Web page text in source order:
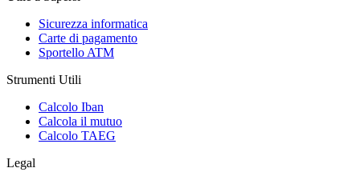
Sicurezza informatica
Carte di pagamento
Sportello ATM
Strumenti Utili
Calcolo Iban
Calcola il mutuo
Calcolo TAEG
Legal